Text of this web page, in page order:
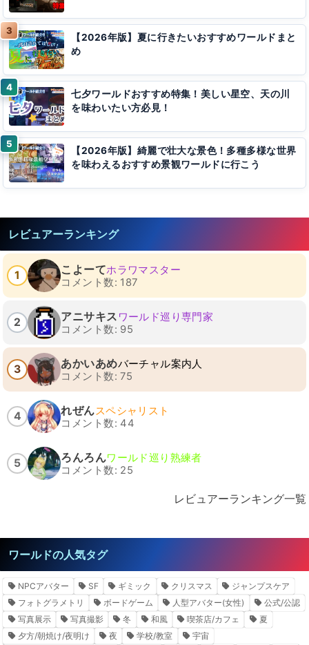
【2026年版】夏に行きたいおすすめワールドまと
め
七夕ワールドおすすめ特集！美しい星空、天の川
を味わいたい方必見！
【2026年版】綺麗で壮大な景色！多種多様な世界
を味わえるおすすめ景観ワールドに行こう
レビュアーランキング
1 こよーてホラワマスター
コメント数: 187
2 アニサキス ワールド巡り専門家
コメント数: 95
3 あかいあめバーチャル案内人
コメント数: 75
4 れぜんスペシャリスト
コメント数: 44
5 ろんろんワールド巡り熟練者
コメント数: 25
レビュアーランキング一覧
ワールドの人気タグ
NPCアバター SF ギミック クリスマス
ジャンプスケア
フォトグラメトリ
ボードゲーム 人型アバター(女性)
公式/公認
写真展示
写真撮影 冬 和風 喫茶店/カフェ
夏
夕方/朝焼け/夜明け
夜 学校/教室
宇宙